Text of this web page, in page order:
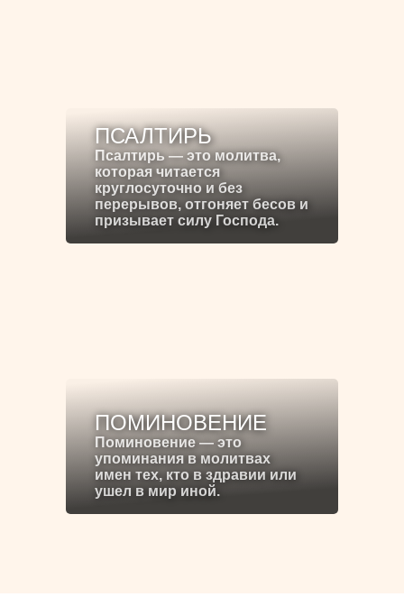
ПСАЛТИРЬ
Псалтирь — это молитва,
которая читается
круглосуточно и без
перерывов, отгоняет бесов и
призывает силу Господа.
ПОМИНОВЕНИЕ
Поминовение — это
упоминания в молитвах
имен тех, кто в здравии или
ушел в мир иной.